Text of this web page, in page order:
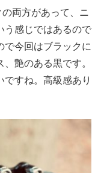
両方があって、ニ
う感じではあるので
で今回はブラックに
艶のある黒です。
すね。高級感あり